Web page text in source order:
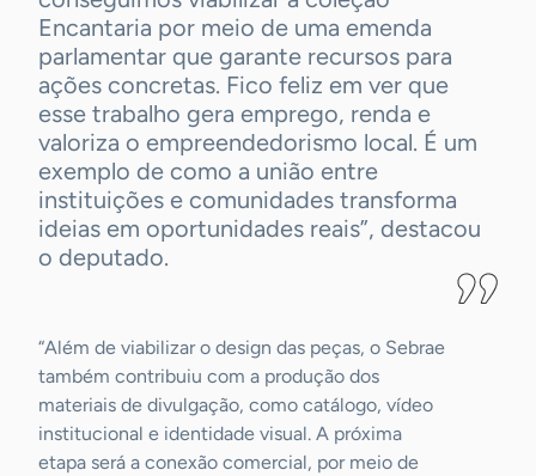
Encantaria por meio de uma emenda
parlamentar que garante recursos para
ações concretas. Fico feliz em ver que
esse trabalho gera emprego, renda e
valoriza o empreendedorismo local. É um
exemplo de como a união entre
instituições e comunidades transforma
ideias em oportunidades reais”, destacou
o deputado.
“Além de viabilizar o design das peças, o Sebrae
também contribuiu com a produção dos
materiais de divulgação, como catálogo, vídeo
institucional e identidade visual. A próxima
etapa será a conexão comercial, por meio de